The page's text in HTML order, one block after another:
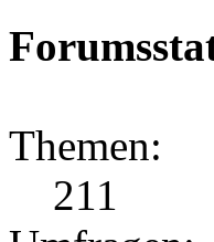
Themen:
211